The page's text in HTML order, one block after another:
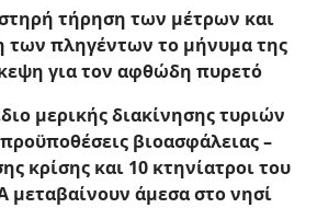
τήρηση των μέτρων και
των πληγέντων το μήνυμα της
για τον αφθώδη πυρετό
μερικής διακίνησης τυριών
βιοασφάλειας –
κρίσης και 10 κτηνίατροι του
άμεσα στο νησί